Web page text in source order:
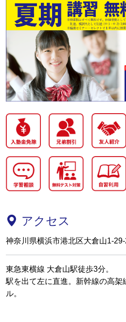
アクセス
神奈川県横浜市港北区大倉山1-
東急東横線 大倉山駅徒歩3分。
駅を出て左に直進。新幹線の高架
ル。